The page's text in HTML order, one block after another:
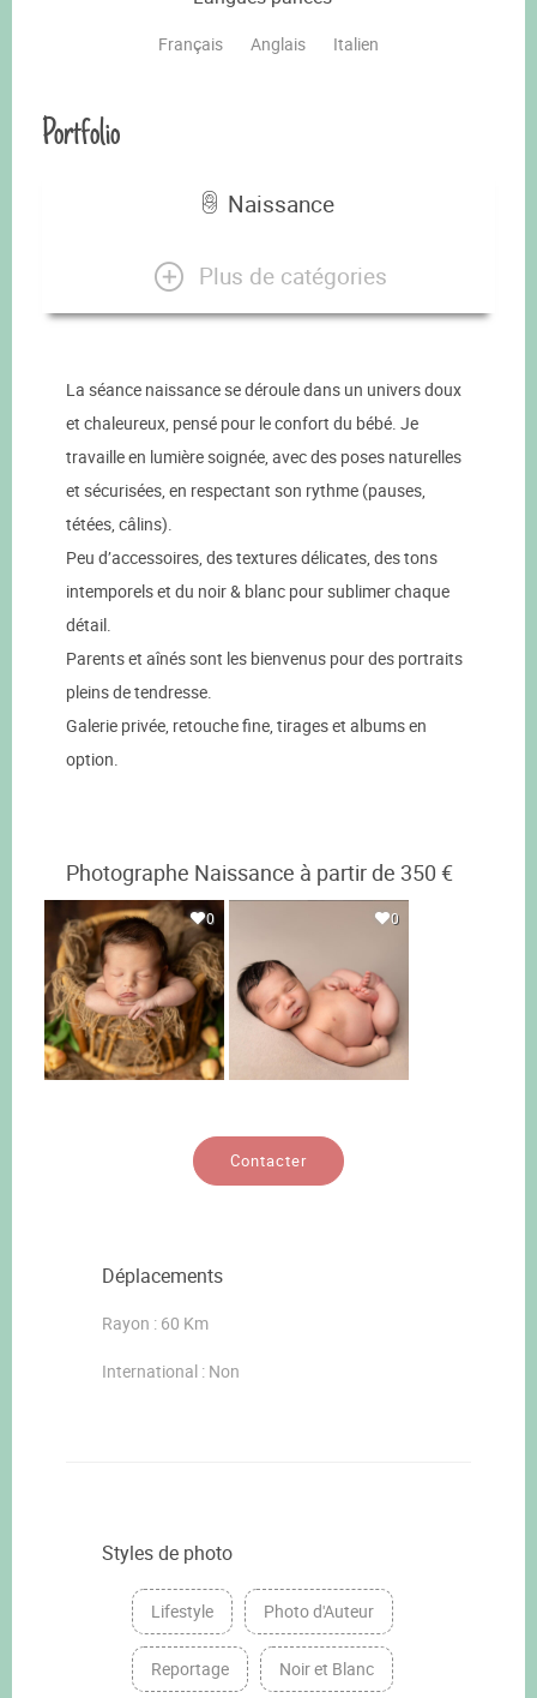
Français Anglais Italien
Portfolio
Naissance
Plus de catégories
La séance naissance se déroule dans un univers doux
et chaleureux, pensé pour le confort du bébé. Je
travaille en lumière soignée, avec des poses naturelles
et sécurisées, en respectant son rythme (pauses,
tétées, câlins).
Peu d’accessoires, des textures délicates, des tons
intemporels et du noir & blanc pour sublimer chaque
détail.
Parents et aînés sont les bienvenus pour des portraits
pleins de tendresse.
Galerie privée, retouche fine, tirages et albums en
option.
Photographe Naissance à partir de 350 €
0 0
Contacter
Déplacements
Rayon : 60 Km
International : Non
Styles de photo
Lifestyle Photo d'Auteur
Reportage Noir et Blanc